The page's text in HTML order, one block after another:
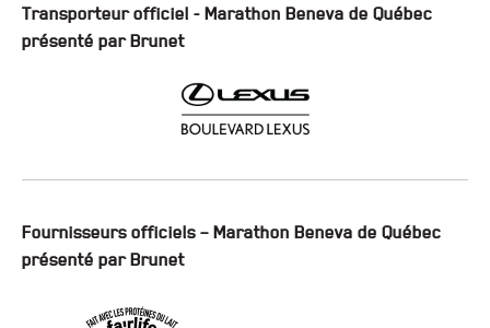
Transporteur officiel - Marathon Beneva de Québec
présenté par Brunet
Fournisseurs officiels – Marathon Beneva de Québec
présenté par Brunet